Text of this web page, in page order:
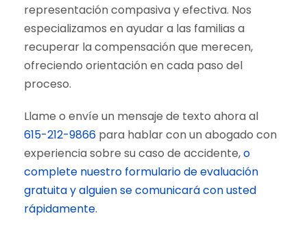
representación compasiva y efectiva. Nos
especializamos en ayudar a las familias a
recuperar la compensación que merecen,
ofreciendo orientación en cada paso del
proceso.
Llame o envíe un mensaje de texto ahora al
615-212-9866 para hablar con un abogado con
experiencia sobre su caso de accidente,o
complete nuestro formulario de evaluación
gratuita y alguien se comunicará con usted
rápidamente.